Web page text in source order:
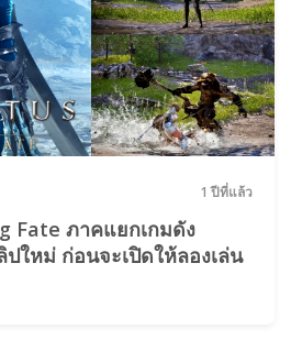
1 ปีที่แล้ว
Fate ภาคแยกเกมดัง
ปใหม่ ก่อนจะเปิดให้ลองเล่น